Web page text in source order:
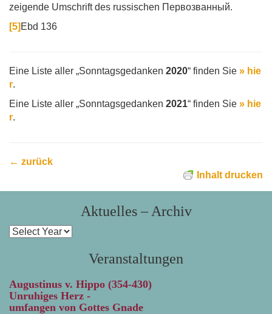
zeigende Umschrift des russischen Первозванный.
[5] Ebd 136
Eine Liste aller „Sonntagsgedanken 2020“ finden Sie » hie
r.
Eine Liste aller „Sonntagsgedanken 2021“ finden Sie » hie
r.
← zurück
Inhalt drucken
Aktuelles – Archiv
Veranstaltungen
Augustinus v. Hippo (354-430)
Unruhiges Herz -
umfangen von Gottes Gnade